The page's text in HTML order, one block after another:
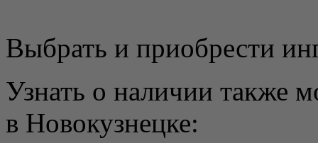
Выбрать и приобрести
Узнать о наличии также
в Новокузнецке: